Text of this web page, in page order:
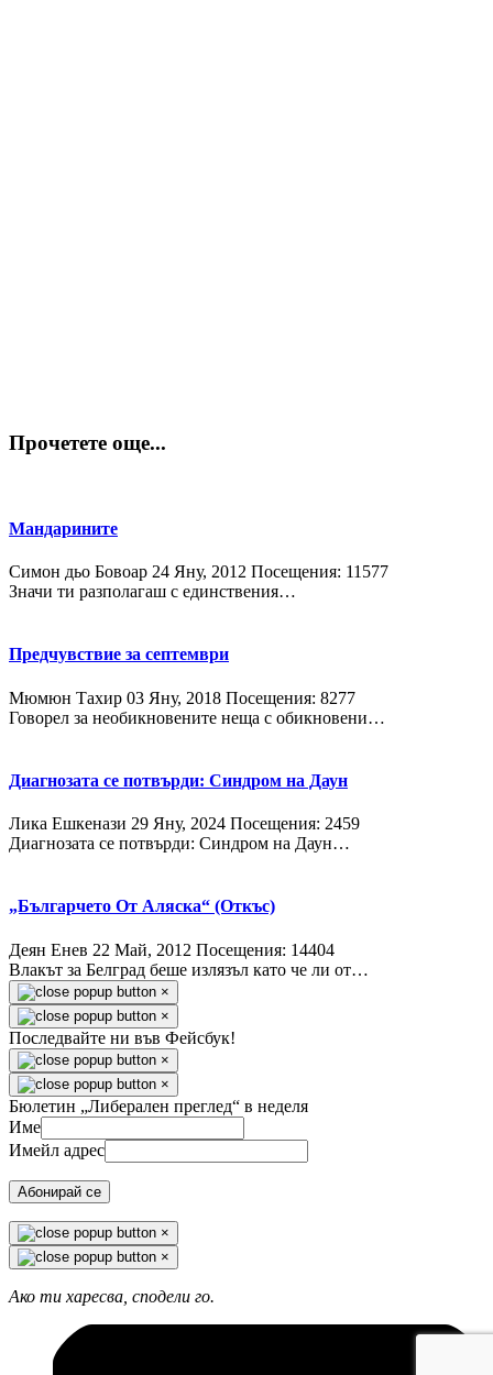
Прочетете още...
Мандарините
Симон дьо Бовоар 24 Яну, 2012 Посещения: 11577
Значи ти разполагаш с единствения…
Предчувствие за септември
Мюмюн Тахир 03 Яну, 2018 Посещения: 8277
Говорел за необикновените неща с обикновени…
Диагнозата се потвърди: Синдром на Даун
Лика Ешкенази 29 Яну, 2024 Посещения: 2459
Диагнозата се потвърди: Синдром на Даун…
„Българчето От Аляска“ (Откъс)
Деян Енев 22 Май, 2012 Посещения: 14404
Влакът за Белград беше излязъл като че ли от…
×
×
Последвайте ни във Фейсбук!
×
×
Бюлетин „Либерален преглед“ в неделя
Име
Имейл адрес
Абонирай се
×
×
Ако ти харесва, сподели го.